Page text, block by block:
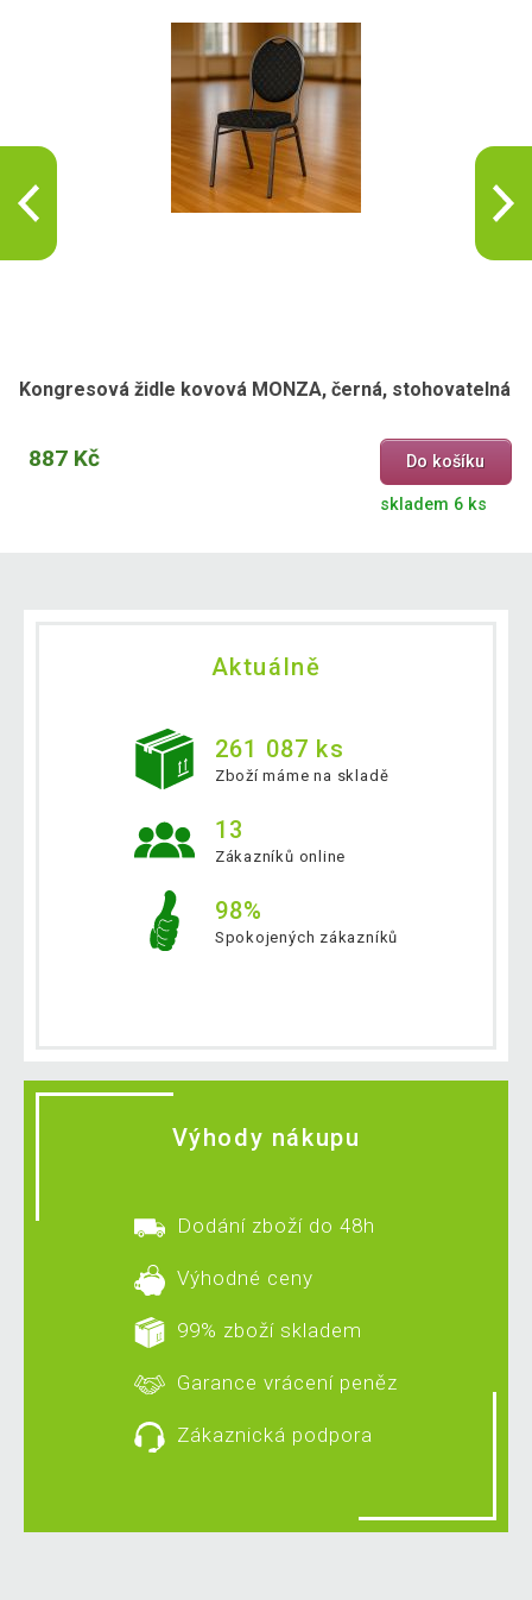
Kongresová židle kovová MONZA, černá, stohovatelná
887 Kč Do košíku
skladem 6 ks
Aktuálně
261 087 ks
Zboží máme na skladě
13
Zákazníků online
98%
Spokojených zákazníků
Výhody nákupu
Dodání zboží do 48h
Výhodné ceny
99% zboží skladem
Garance vrácení peněz
Zákaznická podpora